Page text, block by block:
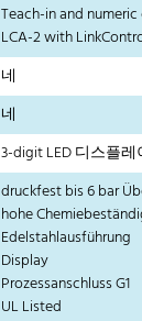
Teach-in and
LCA-2 with
네
네
3-digit LED 디스플레
druckfest bis 6 bar
hohe
Edelstahlausführung
Display
Prozessanschluss G1
UL Listed